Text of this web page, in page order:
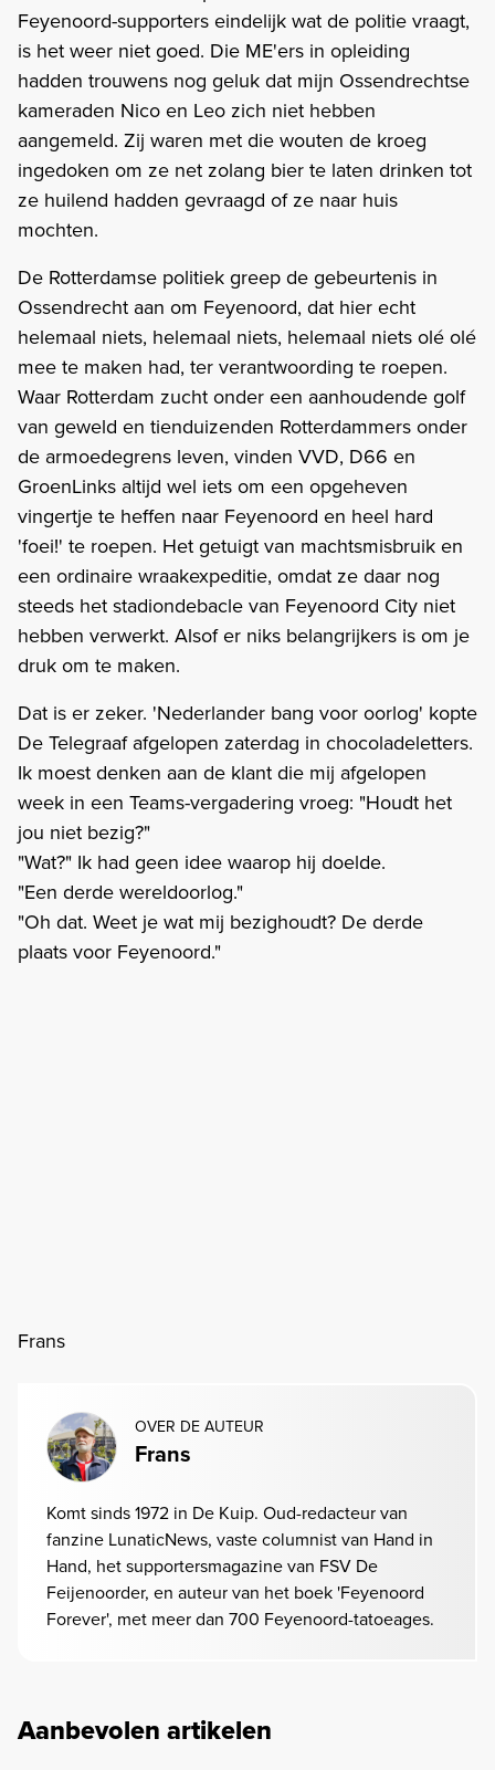
Feyenoord-supporters eindelijk wat de politie vraagt,
is het weer niet goed. Die ME'ers in opleiding
hadden trouwens nog geluk dat mijn Ossendrechtse
kameraden Nico en Leo zich niet hebben
aangemeld. Zij waren met die wouten de kroeg
ingedoken om ze net zolang bier te laten drinken tot
ze huilend hadden gevraagd of ze naar huis
mochten.
De Rotterdamse politiek greep de gebeurtenis in
Ossendrecht aan om Feyenoord, dat hier echt
helemaal niets, helemaal niets, helemaal niets olé olé
mee te maken had, ter verantwoording te roepen.
Waar Rotterdam zucht onder een aanhoudende golf
van geweld en tienduizenden Rotterdammers onder
de armoedegrens leven, vinden VVD, D66 en
GroenLinks altijd wel iets om een opgeheven
vingertje te heffen naar Feyenoord en heel hard
'foei!' te roepen. Het getuigt van machtsmisbruik en
een ordinaire wraakexpeditie, omdat ze daar nog
steeds het stadiondebacle van Feyenoord City niet
hebben verwerkt. Alsof er niks belangrijkers is om je
druk om te maken.
Dat is er zeker. 'Nederlander bang voor oorlog' kopte
De Telegraaf afgelopen zaterdag in chocoladeletters.
Ik moest denken aan de klant die mij afgelopen
week in een Teams-vergadering vroeg: "Houdt het
jou niet bezig?"
"Wat?" Ik had geen idee waarop hij doelde.
"Een derde wereldoorlog."
"Oh dat. Weet je wat mij bezighoudt? De derde
plaats voor Feyenoord."
Frans
OVER DE AUTEUR
Frans
Komt sinds 1972 in De Kuip. Oud-redacteur van
fanzine LunaticNews, vaste columnist van Hand in
Hand, het supportersmagazine van FSV De
Feijenoorder, en auteur van het boek 'Feyenoord
Forever', met meer dan 700 Feyenoord-tatoeages.
Aanbevolen artikelen